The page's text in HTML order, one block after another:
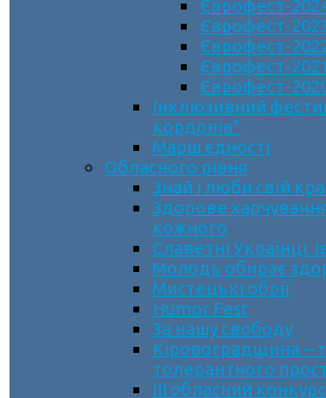
Єврофест-
Єврофест-2023
Єврофест-
Єврофест-2021
Єврофест-
Інклюзивний
кордонів”
Марш єдності
Обласного рівня
Знай і люби свій
Здорове
кожного
Славетні Українці.
Молодь обирає
Мистецькі обрії
Humor Fest
За нашу свободу
Кіровоградщина –
толерантного
ІII обласний